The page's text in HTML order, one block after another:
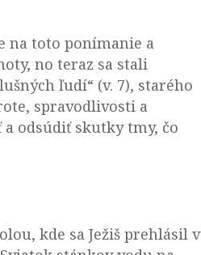
na toto ponímanie a
no teraz sa stali
ľudí“ (v. 7), starého
spravodlivosti a
odsúdiť skutky tmy, čo
kde sa Ježiš prehlásil v